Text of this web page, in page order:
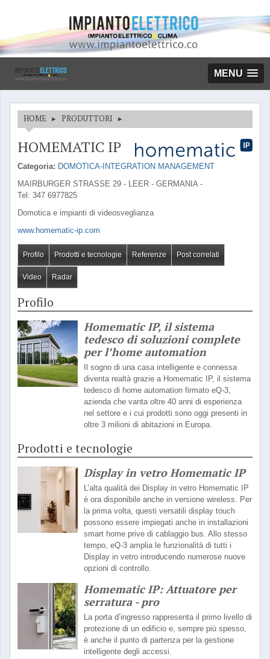
MENU
HOME ▸ PRODUTTORI ▸
HOMEMATIC IP
Categoria: DOMOTICA-INTEGRATION MANAGEMENT
MAIRBURGER STRASSE 29 - LEER - GERMANIA -
Tel: 347 6977825
Domotica e impianti di videosveglianza
www.homematic-ip.com
Profilo Prodotti e tecnologie Referenze Post correlati
Video Radar
Profilo
Homematic IP, il sistema
tedesco di soluzioni complete
per l’home automation
Il sogno di una casa intelligente e connessa
diventa realtà grazie a Homematic IP, il sistema
tedesco di home automation firmato eQ-3,
azienda che vanta oltre 40 anni di esperienza
nel settore e i cui prodotti sono oggi presenti in
oltre 3 milioni di abitazioni in Europa.
Prodotti e tecnologie
Display in vetro Homematic IP
L’alta qualità dei Display in vetro Homematic IP
è ora disponibile anche in versione wireless. Per
la prima volta, questi versatili display touch
possono essere impiegati anche in installazioni
smart home prive di cablaggio bus. Allo stesso
tempo, eQ-3 amplia le funzionalità di tutti i
Display in vetro introducendo numerose nuove
opzioni di controllo.
Homematic IP: Attuatore per
serratura - pro
La porta d’ingresso rappresenta il primo livello di
protezione di un edificio e, sempre più spesso,
è anche il punto di partenza per la gestione
intelligente degli accessi.